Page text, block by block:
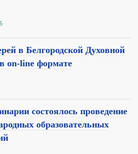
в Белгородской Духовной
on-line формате
состоялось проведение
образовательных